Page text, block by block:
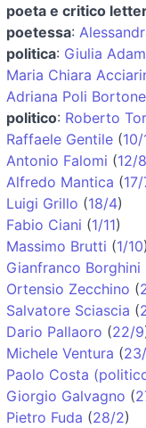
poeta e critico
poetessa:
politica: Giulia
Maria Chiara
Adriana Poli Bortone
politico: Roberto
Raffaele Gentile (10/
Antonio Falomi (12/8
Alfredo Mantica (
Luigi Grillo (18/4)
Fabio Ciani (1/11)
Massimo Brutti (1/10)
Gianfranco Borghini
Ortensio Zecchino (
Salvatore Sciascia (
Dario Pallaoro (22/9
Michele Ventura (
Paolo Costa
Giorgio Galvagno (
Pietro Fuda (28/2)